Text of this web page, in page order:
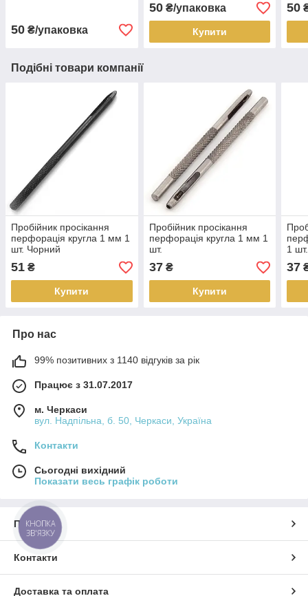
50 ₴/упаковка
50₴/упаковка
Купити
50
Подібні товари компанії
Пробійник просікання
перфорація кругла 1 мм 1
шт. Чорний
51 ₴
Купити
Пробійник просікання
перфорація кругла 1 мм 1
шт.
37₴
Купити
1 шт.
37
Про нас
99% позитивних з 1140 відгуків за рік
Працює з 31.07.2017
м. Черкаси
вул. Надпільна, б. 50, Черкаси, Україна
Контакти
Сьогодні вихідний
Показати весь графік роботи
Про нас
Контакти
Доставка та оплата
КНОПКА
ЗВ'ЯЗКУ